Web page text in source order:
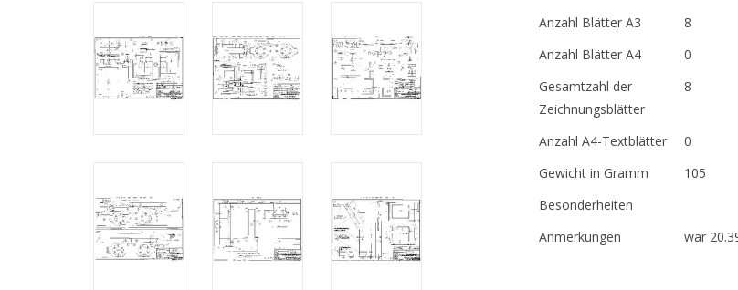
Anzahl Blätter A3
8
Anzahl Blätter A4
0
Gesamtzahl der
Zeichnungsblätter
8
Anzahl A4-Textblätter
0
Gewicht in Gramm
105
Besonderheiten
Anmerkungen
war